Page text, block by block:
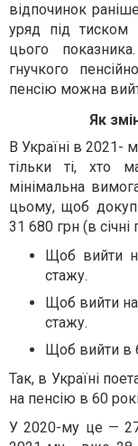
відпочинок
уряд під тиском
цього
гнучкого
пенсію можна
Як
В Україні в 2021-
тільки ті, хто
мінімальна
цьому, щоб
31 680 грн (в
Щоб вийти
стажу.
Щоб вийти
стажу.
Щоб вийти в
Так, в Україні
на пенсію в 60
У 2020-му це — 27